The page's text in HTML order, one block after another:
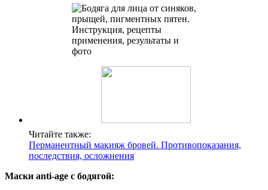
Читайте также:
Перманентный макияж бровей. Противопоказания,
последствия, осложнения
Маски anti-age c бодягой: